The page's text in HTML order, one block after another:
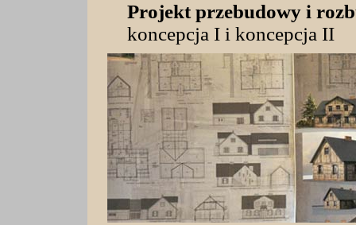
Projekt przebudowy i
koncepcja I i koncepcja II